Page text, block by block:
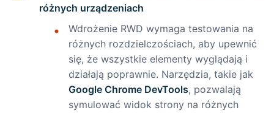
różnych urządzeniach
Wdrożenie RWD wymaga testowania na
różnych rozdzielczościach, aby upewnić
się, że wszystkie elementy wyglądają i
działają poprawnie. Narzędzia, takie jak
Google Chrome DevTools, pozwalają
symulować widok strony na różnych